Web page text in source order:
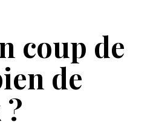
coup de
de